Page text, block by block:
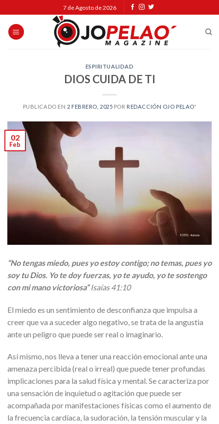
to
content
7 de Agosto de 2026
ESPIRITUALIDAD
DIOS CUIDA DE TI
PUBLICADO EN 2 FEBRERO, 2025 POR REDACCIÓN OJO PELAO'
02
Feb
“No tengas miedo, pues yo estoy contigo; no temas, pues yo
soy tu Dios. Yo te doy fuerzas, yo te ayudo, yo te sostengo
con mi mano victoriosa” Isaías 41:10
El miedo es un sentimiento de desconfianza que impulsa a
creer que va a suceder algo negativo, se trata de la angustia
ante un peligro que puede ser real o imaginario.
Así mismo, nos lleva a tener una reacción emocional ante una
amenaza percibida (real o irreal) que puede tener profundas
implicaciones para la salud física y mental. Se caracteriza por
una sensación de inquietud o agitación que puede ser
acompañada por manifestaciones físicas como el aumento de
la frecuencia cardíaca, la sudoración, la tensión muscular y la